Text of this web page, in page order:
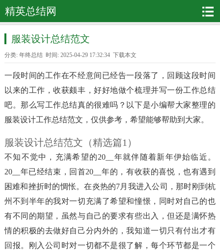
精英总结网
服装设计总结范文
分类: 年终总结时间: 2025-04-29 17:32:34 下载本文
一段时间的工作在不经意间已经告一段落了，回顾这段时间
以来的工作，收获颇丰，好好地做个梳理并写一份工作总结
吧。那么写工作总结真的很难吗？以下是小编帮大家整理的
服装设计工作总结范文，仅供参考，希望能够帮助到大家。
服装设计总结范文（精选篇1）
不知不觉中，充满希望的20__年就伴随着新年伊始临近。
20__年已经结束，回首20__年的，有收获的喜悦，也有遇到
困难和挫折时的惆怅。在炎热的7月我进入公司，那时刚到杭
州不到半年的我对一切充满了希望和憧憬，同时对自己的也
有不同的期望，虽然与自己的要求有些出入，但还是满怀热
情的积极的去做好自己分内外的，我知道一切只有付出才有
回报。刚入公司时对一切都不是很了解，每个环节都是一个